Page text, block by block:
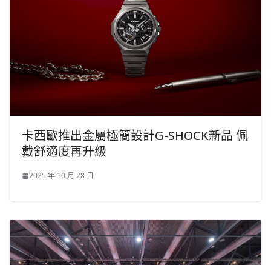
卡西歐推出金屬極簡設計G-SHOCK新品 佩
戴舒適度再升級
2025 年 10 月 28 日